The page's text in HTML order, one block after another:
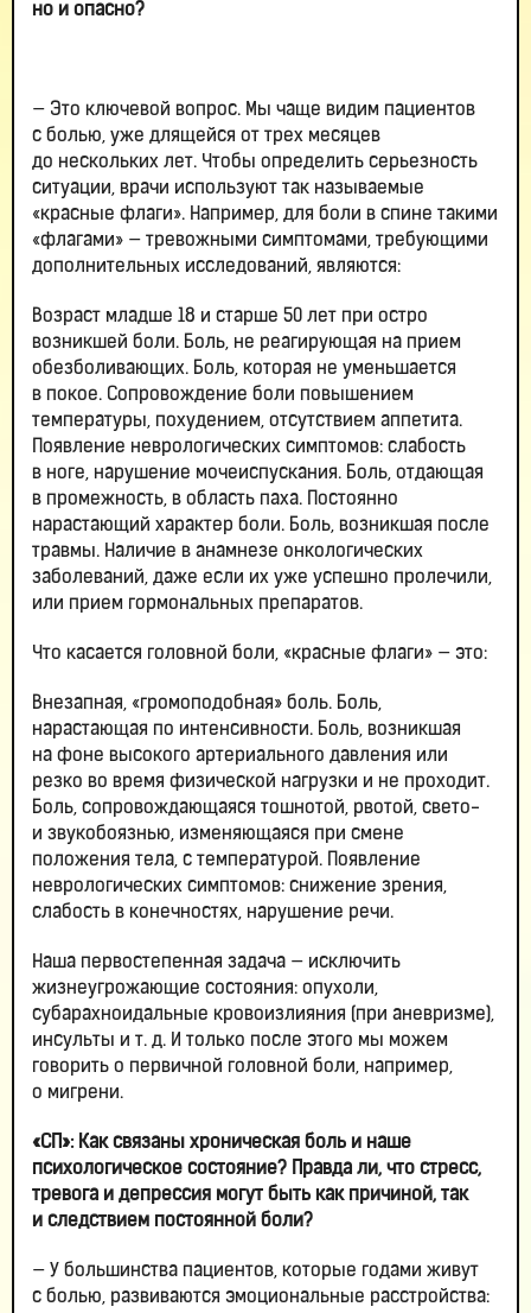
но и опасно?
— Это ключевой вопрос. Мы чаще видим пациентов
с болью, уже длящейся от трех месяцев
до нескольких лет. Чтобы определить серьезность
ситуации, врачи используют так называемые
«красные флаги». Например, для боли в спине такими
«флагами» — тревожными симптомами, требующими
дополнительных исследований, являются:
Возраст младше 18 и старше 50 лет при остро
возникшей боли. Боль, не реагирующая на прием
обезболивающих. Боль, которая не уменьшается
в покое. Сопровождение боли повышением
температуры, похудением, отсутствием аппетита.
Появление неврологических симптомов: слабость
в ноге, нарушение мочеиспускания. Боль, отдающая
в промежность, в область паха. Постоянно
нарастающий характер боли. Боль, возникшая после
травмы. Наличие в анамнезе онкологических
заболеваний, даже если их уже успешно пролечили,
или прием гормональных препаратов.
Что касается головной боли, «красные флаги» — это:
Внезапная, «громоподобная» боль. Боль,
нарастающая по интенсивности. Боль, возникшая
на фоне высокого артериального давления или
резко во время физической нагрузки и не проходит.
Боль, сопровождающаяся тошнотой, рвотой, свето-
и звукобоязнью, изменяющаяся при смене
положения тела, с температурой. Появление
неврологических симптомов: снижение зрения,
слабость в конечностях, нарушение речи.
Наша первостепенная задача — исключить
жизнеугрожающие состояния: опухоли,
субарахноидальные кровоизлияния (при аневризме),
инсульты и т. д. И только после этого мы можем
говорить о первичной головной боли, например,
о мигрени.
«СП»: Как связаны хроническая боль и наше
психологическое состояние? Правда ли, что стресс,
тревога и депрессия могут быть как причиной, так
и следствием постоянной боли?
— У большинства пациентов, которые годами живут
с болью, развиваются эмоциональные расстройства: